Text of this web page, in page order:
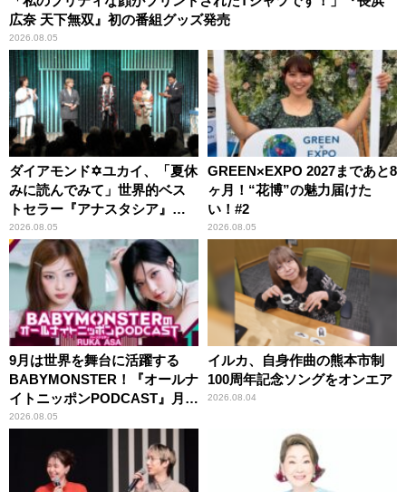
広奈 天下無双』初の番組グッズ発売
2026.08.05
ダイアモンド✡ユカイ、「夏休
みに読んでみて」世界的ベス
トセラー『アナスタシア』を
紹介
2026.08.05
GREEN×EXPO 2027まであと8
ヶ月！“花博”の魅力届けた
い！#2
2026.08.05
9月は世界を舞台に活躍する
BABYMONSTER！『オールナ
イトニッポンPODCAST』月替
わりパーソナリティ
2026.08.05
イルカ、自身作曲の熊本市制
100周年記念ソングをオンエア
2026.08.04